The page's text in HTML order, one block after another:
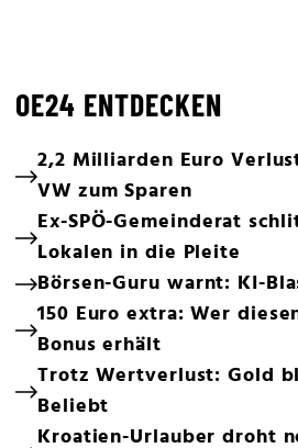
OE24 ENTDECKEN
2,2 Milliarden Euro
VW zum Sparen
Ex-SPÖ-Gemeinderat
Lokalen in die Pleite
Börsen-Guru warnt: KI-
150 Euro extra: Wer
Bonus erhält
Trotz Wertverlust: Gold
Beliebt
Kroatien-Urlauber droht